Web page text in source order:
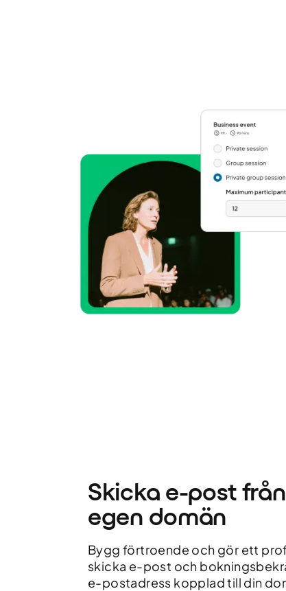
Skicka e-post
egen domän
Bygg förtroende och gör ett
skicka e-post och
e-postadress kopplad till din